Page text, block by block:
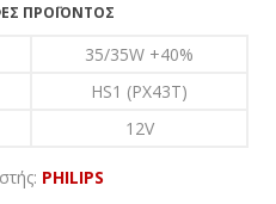
ΠΡΟΪΌΝΤΟΣ
35/35W +40%
HS1 (PX43T)
12V
PHILIPS